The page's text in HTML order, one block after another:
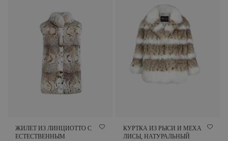
ЖИЛЕТ ИЗ ЛИНЦИОТТО С
ЕСТЕСТВЕННЫМ
КУРТКА ИЗ РЫСИ И МЕХА
ЛИСЫ, НАТУРАЛЬНЫЙ